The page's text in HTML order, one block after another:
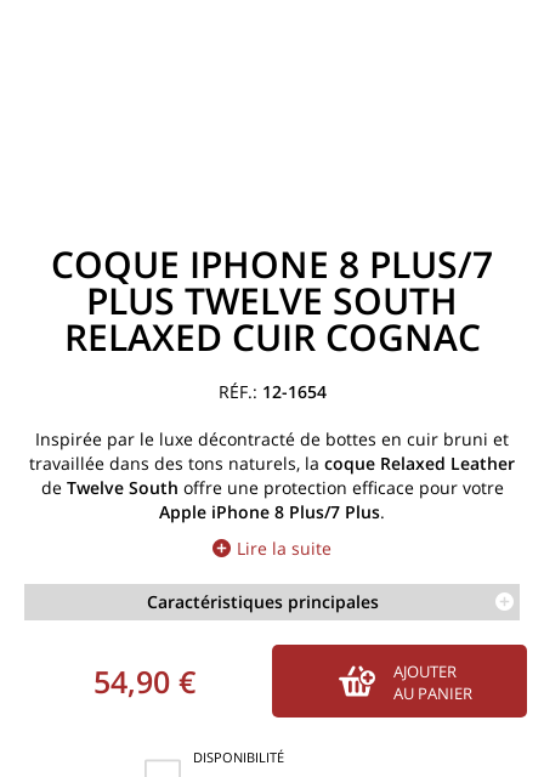
COQUE IPHONE 8 PLUS/7
PLUS TWELVE SOUTH
RELAXED CUIR COGNAC
12-1654
Inspirée par le luxe décontracté de bottes en cuir bruni et
travaillée dans des tons naturels, la coque Relaxed Leather
de Twelve South offre une protection efficace pour votre
Apple iPhone 8 Plus/7 Plus.
Lire la suite
Caractéristiques principales
54,90 €
AJOUTER
AU PANIER
DISPONIBILITÉ